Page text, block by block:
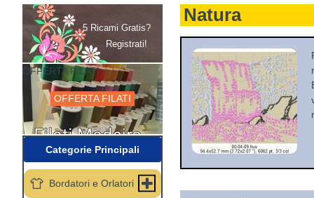
Registrati!
5 Ricami Gratis?
OFFERTA FILATI
OFFERTA FILATI
Categorie Principali
Bordatori e Orlatori
Natura